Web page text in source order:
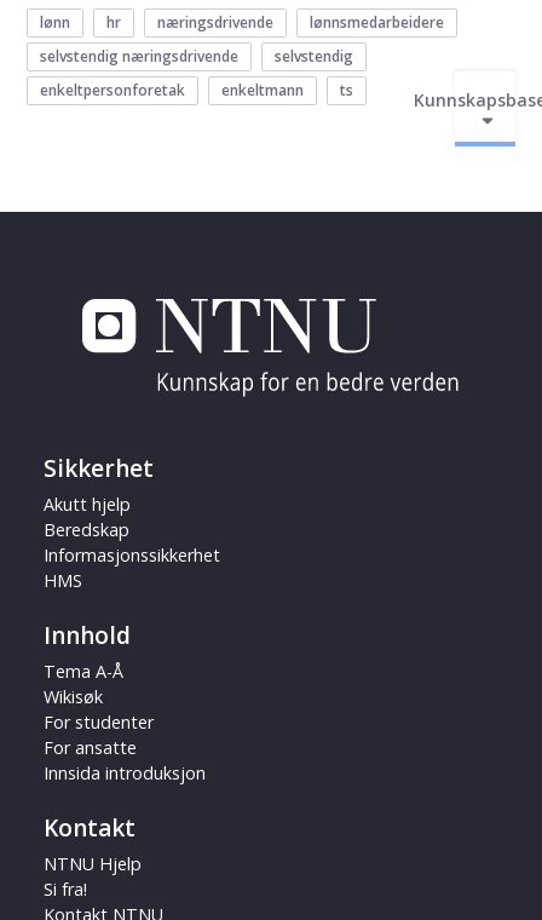
lønn hr næringsdrivende
lønnsmedarbeidere
selvstendig næringsdrivende
selvstendig
enkeltpersonforetak
enkeltmann ts
Sikkerhet
Akutt hjelp
Beredskap
Informasjonssikkerhet
HMS
Innhold
Tema A-Å
Wikisøk
For studenter
For ansatte
Innsida introduksjon
Kontakt
NTNU Hjelp
Si fra!
Kontakt NTNU